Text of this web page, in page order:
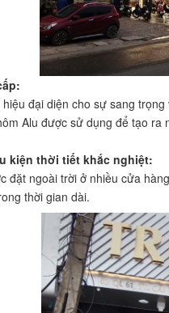
đại diện cho sự sang
Alu được sử dụng để tạo
kiện thời tiết khắc nghiệt:
đặt ngoài trời ở nhiều cửa
thời gian dài.